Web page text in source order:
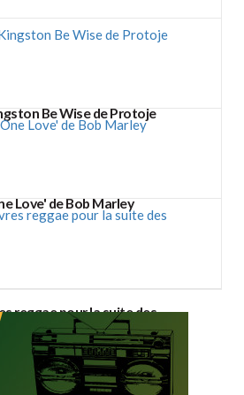
Be Wise de Protoje
Love' de Bob Marley
reggae pour la suite des